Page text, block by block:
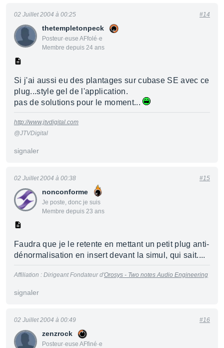
thetempletonpeck
Posteur·euse AFfolé·e
Membre depuis 24 ans
02 Juillet 2004 à 00:25 #14
Si j'ai aussi eu des plantages sur cubase SE avec ce
plug...style gel de l'application.
pas de solutions pour le moment...
http://www.jtvdigital.com
@JTVDigital
signaler
nonconforme
Je poste, donc je suis
Membre depuis 23 ans
02 Juillet 2004 à 00:38 #15
Faudra que je le retente en mettant un petit plug anti-
dénormalisation en insert devant la simul, qui sait....
Affiliation : Dirigeant Fondateur d'Orosys - Two notes Audio Engineering
signaler
zenzrock
Posteur·euse AFfiné·e
02 Juillet 2004 à 00:49 #16